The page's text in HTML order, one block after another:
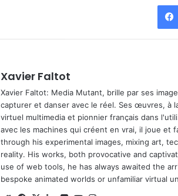
Xavier Faltot
Xavier Faltot: Media Mutant, brille par ses
capturer et danser avec le réel. Ses œuvres, à
virtuel multimedia et pionnier français dans
avec les machines qui créent en vrai, il joue et
through his experimental images, mixing art,
reality. His works, both provocative and
use of web tools, he has always awaited the
bespoke animated worlds or unfamiliar virtual